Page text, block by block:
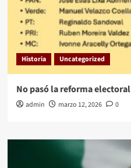
Mundial
2026
Historia Uncategorized
No pasó la reforma electoral
admin marzo 12, 2026 0